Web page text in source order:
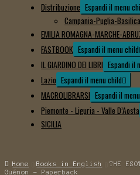
Distribuzione Espandi il menu
Campania-Puglia-
EMILIA ROMAGNA-MARCHE-
FASTBOOK Espandi il menu child
IL GIARDINO DEI LIBRI Espandi il
Lazio Espandi il menu child
MACROLIBRARSI Espandi il
Piemonte - Liguria - Valle D’Aosta
SICILIA
Home Books in English
THE
Guénon - Paperback